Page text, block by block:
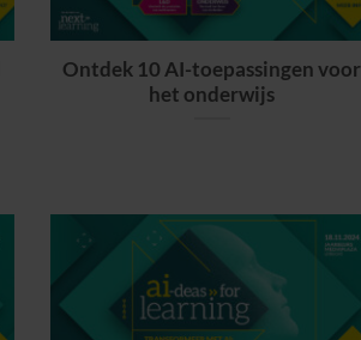
Ontdek 10 AI-toepassingen voor
het onderwijs